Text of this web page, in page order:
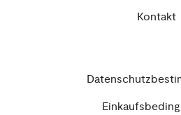
Kontakt